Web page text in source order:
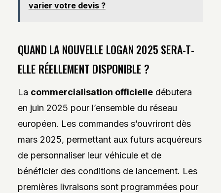
varier votre devis ?
QUAND LA NOUVELLE LOGAN 2025 SERA-T-
ELLE RÉELLEMENT DISPONIBLE ?
La commercialisation officielledébutera
en juin 2025 pour l’ensemble du réseau
européen. Les commandes s’ouvriront dès
mars 2025, permettant aux futurs acquéreurs
de personnaliser leur véhicule et de
bénéficier des conditions de lancement. Les
premières livraisons sont programmées pour